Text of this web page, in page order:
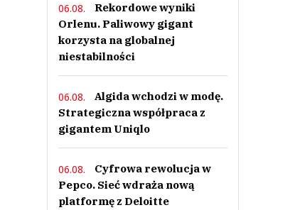
06.08.
Rekordowe wyniki
Orlenu. Paliwowy gigant
korzysta na globalnej
niestabilności
06.08.
Algida wchodzi w modę.
Strategiczna współpraca z
gigantem Uniqlo
06.08.
Cyfrowa rewolucja w
Pepco. Sieć wdraża nową
platformę z Deloitte